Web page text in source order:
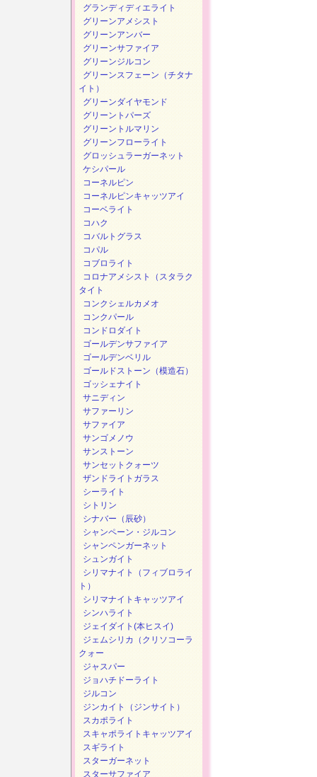
グランディディエライト
グリーンアメシスト
グリーンアンバー
グリーンサファイア
グリーンジルコン
グリーンスフェーン（チタナ
イト）
グリーンダイヤモンド
グリーントパーズ
グリーントルマリン
グリーンフローライト
グロッシュラーガーネット
ケシパール
コーネルピン
コーネルピンキャッツアイ
コーベライト
コハク
コバルトグラス
コパル
コブロライト
コロナアメシスト（スタラク
タイト
コンクシェルカメオ
コンクパール
コンドロダイト
ゴールデンサファイア
ゴールデンベリル
ゴールドストーン（模造石）
ゴッシェナイト
サニディン
サファーリン
サファイア
サンゴメノウ
サンストーン
サンセットクォーツ
ザンドライトガラス
シーライト
シトリン
シナバー（辰砂）
シャンペーン・ジルコン
シャンペンガーネット
シュンガイト
シリマナイト（フィブロライ
ト）
シリマナイトキャッツアイ
シンハライト
ジェイダイト(本ヒスイ)
ジェムシリカ（クリソコーラ
クォー
ジャスパー
ジョハチドーライト
ジルコン
ジンカイト（ジンサイト）
スカポライト
スキャポライトキャッツアイ
スギライト
スターガーネット
スターサファイア